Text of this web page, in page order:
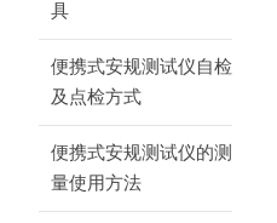
具
便携式安规测试仪自检
及点检方式
便携式安规测试仪的测
量使用方法